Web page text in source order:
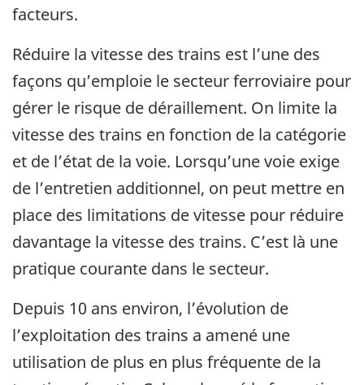
facteurs.
Réduire la vitesse des trains est l’une des
façons qu’emploie le secteur ferroviaire pour
gérer le risque de déraillement. On limite la
vitesse des trains en fonction de la catégorie
et de l’état de la voie. Lorsqu’une voie exige
de l’entretien additionnel, on peut mettre en
place des limitations de vitesse pour réduire
davantage la vitesse des trains. C’est là une
pratique courante dans le secteur.
Depuis 10 ans environ, l’évolution de
l’exploitation des trains a amené une
utilisation de plus en plus fréquente de la